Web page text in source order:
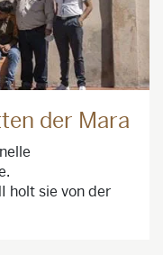
der Mara
holt sie von der